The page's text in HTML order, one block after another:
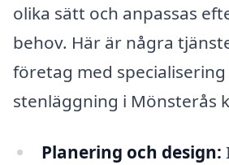
olika sätt och anpassas
behov. Här är några
företag med
stenläggning i Mönsterås
Planering och design: